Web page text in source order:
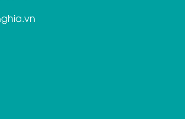
huyết, ý chí, khát vọng, niềm